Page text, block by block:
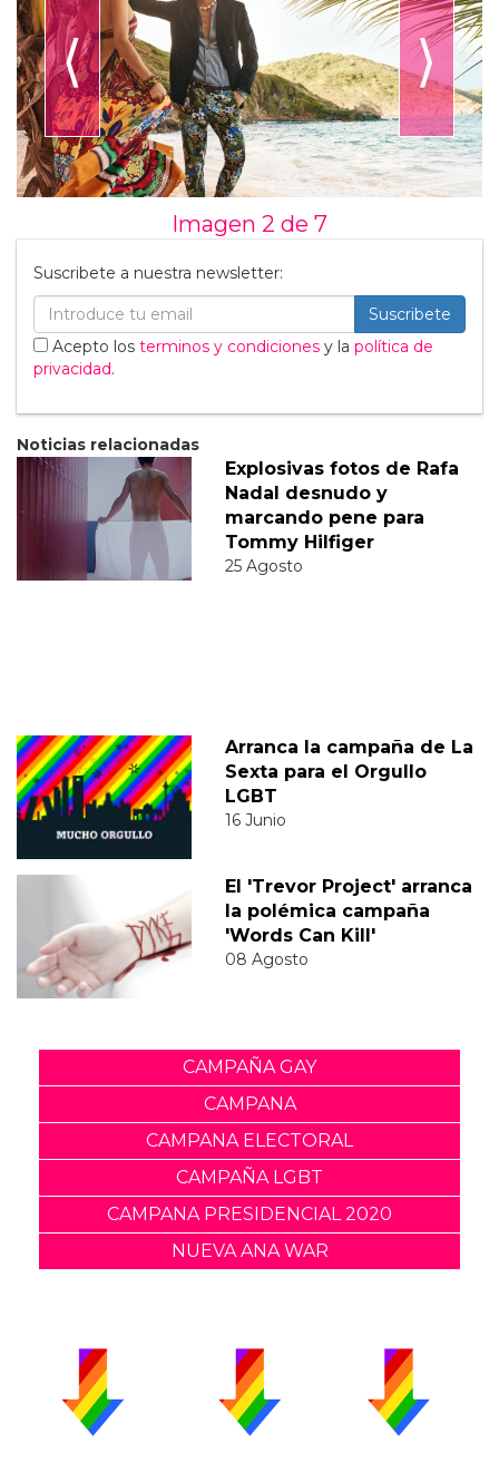
⟨ ⟩
Imagen 2 de 7
Suscribete a nuestra newsletter:
Suscribete
Acepto los terminos y condiciones y la política de
privacidad.
Noticias relacionadas
Explosivas fotos de Rafa
Nadal desnudo y
marcando pene para
Tommy Hilfiger
25 Agosto
Arranca la campaña de La
Sexta para el Orgullo
LGBT
16 Junio
El 'Trevor Project' arranca
la polémica campaña
'Words Can Kill'
08 Agosto
CAMPAÑA GAY
CAMPANA
CAMPANA ELECTORAL
CAMPAÑA LGBT
CAMPANA PRESIDENCIAL 2020
NUEVA ANA WAR